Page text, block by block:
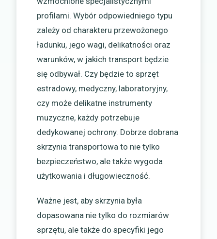
profilami. Wybór odpowiedniego typu
zależy od charakteru przewożonego
ładunku, jego wagi, delikatności oraz
warunków, w jakich transport będzie
się odbywał. Czy będzie to sprzęt
estradowy, medyczny, laboratoryjny,
czy może delikatne instrumenty
muzyczne, każdy potrzebuje
dedykowanej ochrony. Dobrze dobrana
skrzynia transportowa to nie tylko
bezpieczeństwo, ale także wygoda
użytkowania i długowieczność.
Ważne jest, aby skrzynia była
dopasowana nie tylko do rozmiarów
sprzętu, ale także do specyfiki jego